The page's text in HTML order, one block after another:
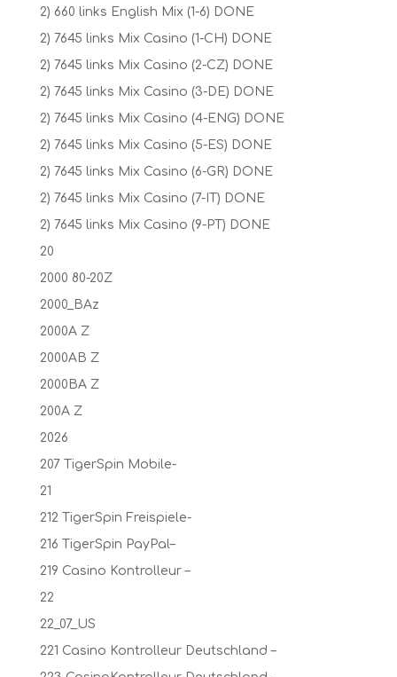
2) 660 links English Mix (1-6) DONE
2) 7645 links Mix Casino (1-CH) DONE
2) 7645 links Mix Casino (2-CZ) DONE
2) 7645 links Mix Casino (3-DE) DONE
2) 7645 links Mix Casino (4-ENG) DONE
2) 7645 links Mix Casino (5-ES) DONE
2) 7645 links Mix Casino (6-GR) DONE
2) 7645 links Mix Casino (7-IT) DONE
2) 7645 links Mix Casino (9-PT) DONE
20
2000 80-20Z
2000_BAz
2000A Z
2000AB Z
2000BA Z
200A Z
2026
207 TigerSpin Mobile-
21
212 TigerSpin Freispiele-
216 TigerSpin PayPal–
219 Casino Kontrolleur –
22
22_07_US
221 Casino Kontrolleur Deutschland –